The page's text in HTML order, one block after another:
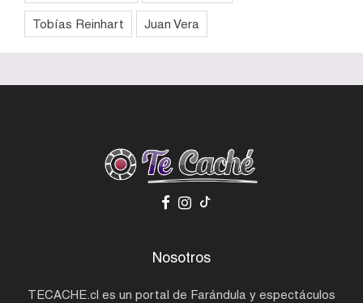
Tobías Reinhart Juan Vera
Nosotros
TECACHE.cl es un portal de Farándula y espectáculos